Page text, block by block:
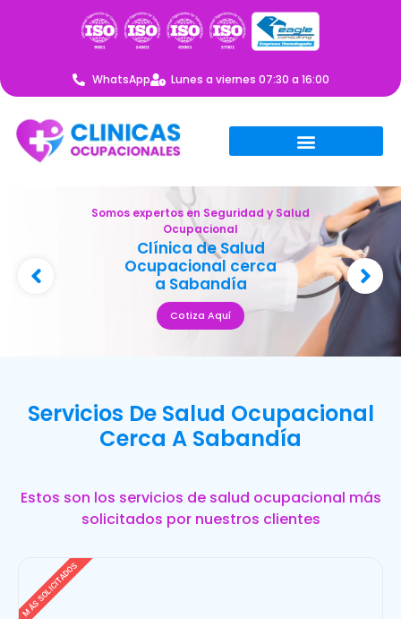
WhatsApp Lunes a viernes 07:30 a 16:00
Somos expertos en Seguridad y Salud
Ocupacional
Clínica de Salud
Ocupacional cerca
a Sabandía
Cotiza Aquí
Servicios De Salud Ocupacional
Cerca A Sabandía
Estos son los servicios de salud ocupacional más
solicitados por nuestros clientes
MÁS SOLICITADOS